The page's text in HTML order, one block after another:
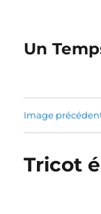
Un
Image
Tricot